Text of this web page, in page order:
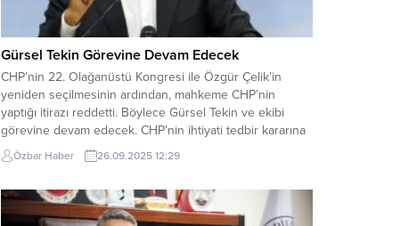
Gürsel Tekin Görevine Devam Edecek
CHP’nin 22. Olağanüstü Kongresi ile Özgür Çelik’in
yeniden seçilmesinin ardından, mahkeme CHP’nin
yaptığı itirazı reddetti. Böylece Gürsel Tekin ve ekibi
görevine devam edecek. CHP’nin ihtiyati tedbir kararına
yaptığı itiraz reddedildi. Gürsel Tekin, CHP İstanbul İl
Başkanlığı seçimlerinde şaibe olduğuna yönelik kararın
kararın...
Özbar Haber 26.09.2025 12:29